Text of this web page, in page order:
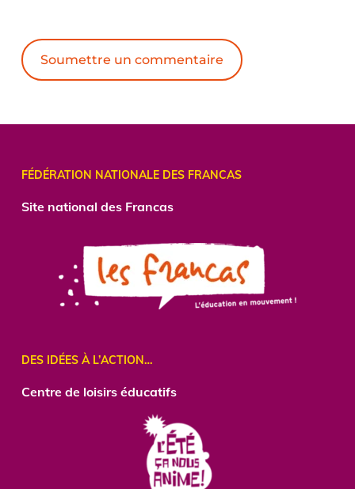
FÉDÉRATION NATIONALE DES FRANCAS
Site national des Francas
DES IDÉES À L’ACTION…
Centrede loisirs éducatifs